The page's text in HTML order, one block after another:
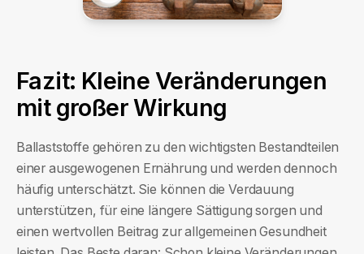
Fazit: Kleine Veränderungen
mit großer Wirkung
Ballaststoffe gehören zu den wichtigsten Bestandteilen
einer ausgewogenen Ernährung und werden dennoch
häufig unterschätzt. Sie können die Verdauung
unterstützen, für eine längere Sättigung sorgen und
einen wertvollen Beitrag zur allgemeinen Gesundheit